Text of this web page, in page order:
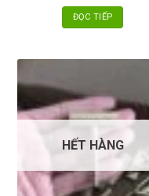
ĐỌC TIẾP
HẾT HÀNG